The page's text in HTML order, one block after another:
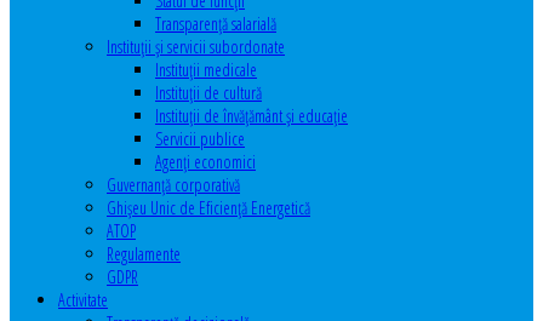
Transparență salarială
Instituţii şi servicii subordonate
Instituţii medicale
Instituţii de cultură
Instituţii de învăţământ şi educaţie
Servicii publice
Agenţi economici
Guvernanță corporativă
Ghişeu Unic de Eficienţă Energetică
ATOP
Regulamente
GDPR
Activitate